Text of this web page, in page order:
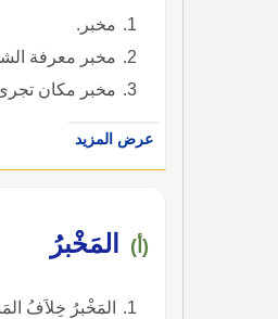
مخبر.
مخبر معرفة
مخبر مكان تجرى
عرض المزيد
(أ) المَخْبرُ
المَخْبرُ خِلاَفُ